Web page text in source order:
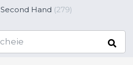
Second Hand (279)